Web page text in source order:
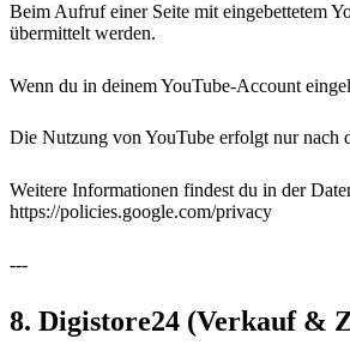
Beim Aufruf einer Seite mit eingebettetem
übermittelt werden.
Wenn du in deinem YouTube-Account
Die Nutzung von YouTube erfolgt nur nach
Weitere Informationen findest du in der
https://policies.google.com/privacy
---
8. Digistore24 (Verkauf &